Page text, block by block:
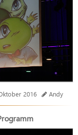
2016 Andy